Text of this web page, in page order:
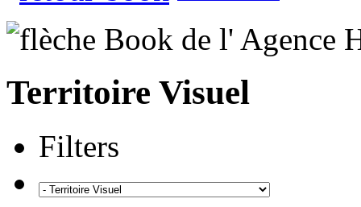
Territoire Visuel
Filters